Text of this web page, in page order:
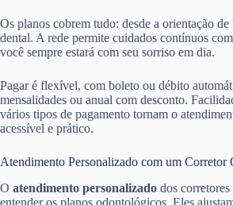
Os planos cobrem tudo: desde a orientação
dental. A rede permite cuidados contínuos
você sempre estará com seu sorriso em dia.
Pagar é flexível, com boleto ou débito
mensalidades ou anual com desconto.
vários tipos de pagamento tornam o
acessível e prático.
Atendimento Personalizado com um Corretor
O atendimento personalizado dos
entender os planos odontológicos. Eles